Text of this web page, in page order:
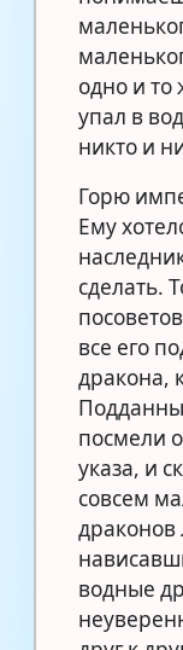
одно и
упал в
никто и
Горю
Ему
сделать.
все его
дракона,
посмели
указа, и
совсем
драконов
водные